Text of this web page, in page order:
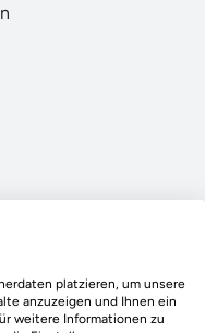
platzieren, um unsere
anzuzeigen und Ihnen ein
weitere Informationen zu